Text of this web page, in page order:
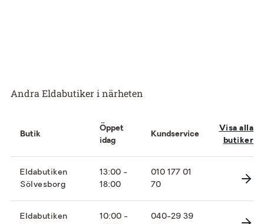
Andra Eldabutiker i närheten
Butik
Öppet
idag
Kundservice
Visa alla
butiker
Eldabutiken
Sölvesborg
13:00 -
18:00
010 177 01
70
Eldabutiken
10:00 -
040-29 39